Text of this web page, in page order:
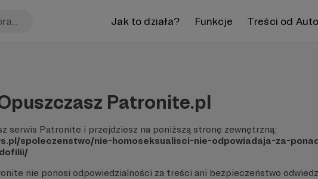
Jak to działa? Funkcje Treści od
Patronite.pl
serwis Patronite i przejdziesz na poniższą stronę zewnętrzną:
spoleczenstwo/nie-homoseksualisci-nie-odpowiadaja-za-
nie ponosi odpowiedzialności za treści ani bezpieczeństwo